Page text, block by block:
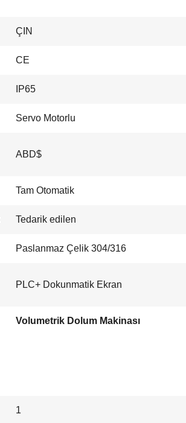
ÇIN
CE
IP65
Servo Motorlu
ABD$
Tam Otomatik
Tedarik edilen
Paslanmaz Çelik 304/316
PLC+ Dokunmatik Ekran
Volumetrik Dolum Makinası
1